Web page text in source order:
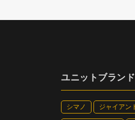
ユニットブランド
シマノ ジャイアン